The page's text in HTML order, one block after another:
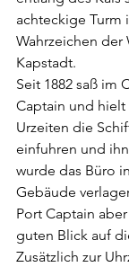
achteckige Turm
Wahrzeichen der
Kapstadt.
Seit 1882 saß im
Captain und hielt
Urzeiten die
einfuhren und
wurde das Büro
Gebäude
Port Captain
guten Blick auf
Zusätzlich zur